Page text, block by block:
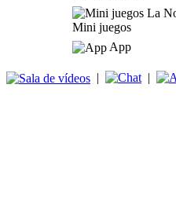
Mini juegos
App
| |